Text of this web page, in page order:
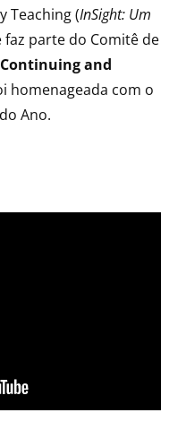
Teaching (InSight: Um
faz parte do Comitê de
and
homenageada com o
Ano.